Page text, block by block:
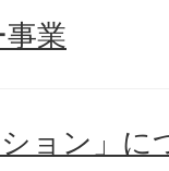
業
ション」に